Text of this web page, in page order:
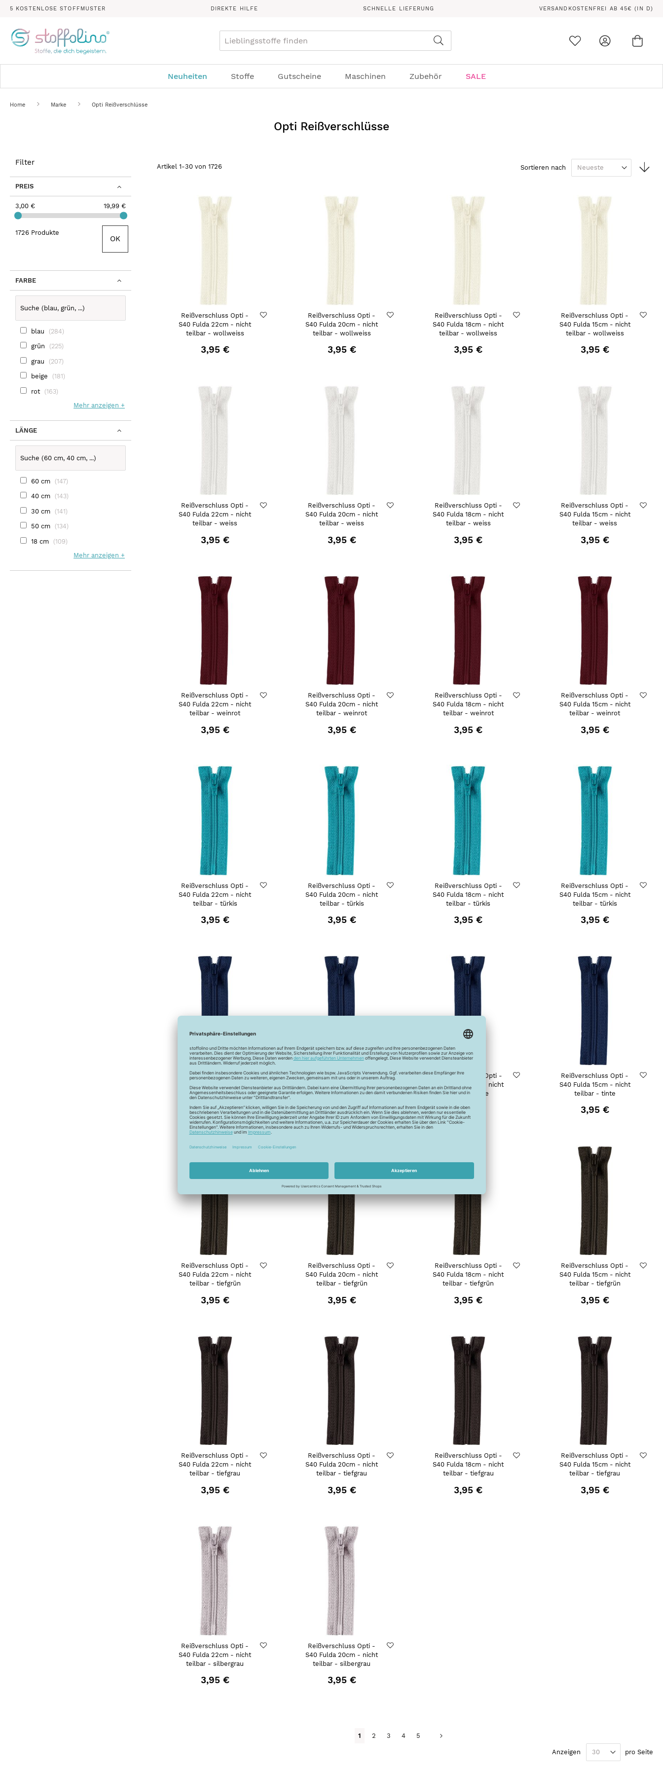
5 KOSTENLOSE STOFFMUSTER DIREKTE HILFE SCHNELLE LIEFERUNG VERSANDKOSTENFREI AB 45€ (IN D)
Neuheiten Stoffe Gutscheine Maschinen Zubehör SALE
Home Marke Opti Reißverschlüsse
Opti Reißverschlüsse
Artikel 1-30von 1726 Sortieren nach
Reißverschluss Opti -
S40 Fulda 22cm - nicht
teilbar - wollweiss
3,95 €
Reißverschluss Opti -
S40 Fulda 20cm - nicht
teilbar - wollweiss
3,95 €
Reißverschluss Opti -
S40 Fulda 18cm - nicht
teilbar - wollweiss
3,95 €
Reißverschluss Opti -
S40 Fulda 15cm - nicht
teilbar - wollweiss
3,95 €
Reißverschluss Opti -
S40 Fulda 22cm - nicht
teilbar - weiss
3,95 €
Reißverschluss Opti -
S40 Fulda 20cm - nicht
teilbar - weiss
3,95 €
Reißverschluss Opti -
S40 Fulda 18cm - nicht
teilbar - weiss
3,95 €
Reißverschluss Opti -
S40 Fulda 15cm - nicht
teilbar - weiss
3,95 €
Reißverschluss Opti -
S40 Fulda 22cm - nicht
teilbar - weinrot
3,95 €
Reißverschluss Opti -
S40 Fulda 20cm - nicht
teilbar - weinrot
3,95 €
Reißverschluss Opti -
S40 Fulda 18cm - nicht
teilbar - weinrot
3,95 €
Reißverschluss Opti -
S40 Fulda 15cm - nicht
teilbar - weinrot
3,95 €
Reißverschluss Opti -
S40 Fulda 22cm - nicht
teilbar - türkis
3,95 €
Reißverschluss Opti -
S40 Fulda 20cm - nicht
teilbar - türkis
3,95 €
Reißverschluss Opti -
S40 Fulda 18cm - nicht
teilbar - türkis
3,95 €
Reißverschluss Opti -
S40 Fulda 15cm - nicht
teilbar - türkis
3,95 €
Reißverschluss Opti -
S40 Fulda 22cm - nicht
teilbar - tinte
3,95 €
Reißverschluss Opti -
S40 Fulda 20cm - nicht
teilbar - tinte
3,95 €
Reißverschluss Opti -
S40 Fulda 18cm - nicht
teilbar - tinte
3,95 €
Reißverschluss Opti -
S40 Fulda 15cm - nicht
teilbar - tinte
3,95 €
Reißverschluss Opti -
S40 Fulda 22cm - nicht
teilbar - tiefgrün
3,95 €
Reißverschluss Opti -
S40 Fulda 20cm - nicht
teilbar - tiefgrün
3,95 €
Reißverschluss Opti -
S40 Fulda 18cm - nicht
teilbar - tiefgrün
3,95 €
Reißverschluss Opti -
S40 Fulda 15cm - nicht
teilbar - tiefgrün
3,95 €
Reißverschluss Opti -
S40 Fulda 22cm - nicht
teilbar - tiefgrau
3,95 €
Reißverschluss Opti -
S40 Fulda 20cm - nicht
teilbar - tiefgrau
3,95 €
Reißverschluss Opti -
S40 Fulda 18cm - nicht
teilbar - tiefgrau
3,95 €
Reißverschluss Opti -
S40 Fulda 15cm - nicht
teilbar - tiefgrau
3,95 €
Reißverschluss Opti -
S40 Fulda 22cm - nicht
teilbar - silbergrau
3,95 €
Reißverschluss Opti -
S40 Fulda 20cm - nicht
teilbar - silbergrau
3,95 €
Du liest gerade Seite
1 Seite
2 Seite
3 Seite
4 Seite
5
Anzeigen pro Seite
Filter
PREIS
3,00 € 19,99 €
1726 Produkte
OK
FARBE
blau 284
grün 225
grau 207
beige 181
rot
163
Mehr anzeigen
LÄNGE
60 cm 147
40 cm 143
30 cm 141
50 cm 134
18 cm
109
Mehr anzeigen